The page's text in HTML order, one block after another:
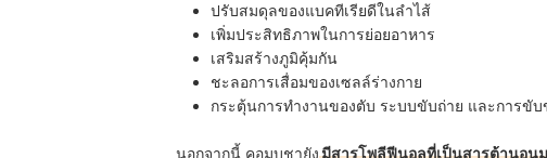
ปรับสมดุลของแบคทีเรียดีในลำไส้
เพิ่มประสิทธิภาพในการย่อยอาหาร
เสริมสร้างภูมิคุ้มกัน
ชะลอการเสื่อมของเซลล์ร่างกาย
กระตุ้นการทำงานของตับ ระบบขับถ่าย และการขับ
นอกจากนี้ คอมบูชายังมีสารโพลีฟีนอลที่เป็นสารต้านอนุ